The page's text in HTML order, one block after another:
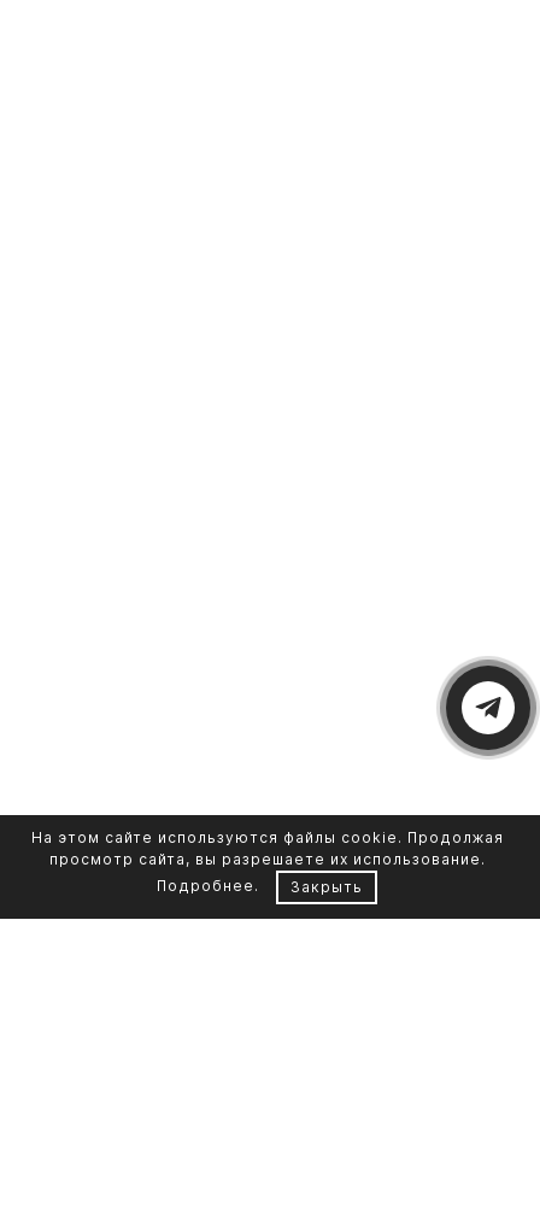
На этом сайте используются файлы cookie. Продолжая
просмотр сайта, вы разрешаете их использование.
Подробнее . Закрыть